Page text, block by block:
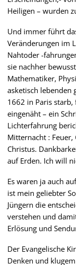
Heiligen – wurden
Und immer führt
Veränderungen im
Nahtoder -
sie nachher
Mathematiker,
asketisch lebenden
1662 in Paris starb,
eingenäht – ein
Lichterfahrung
Mitternacht : Feuer,
Christus.
auf Erden. Ich will
Es waren ja auch
ist mein geliebter
Jüngern die
verstehen und
Erlösung und
Der Evangelische
Denken und